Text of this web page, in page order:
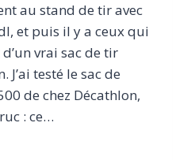
au stand de tir avec
et puis il y a ceux qui
vrai sac de tir
testé le sac de
de chez Décathlon,
: ce…